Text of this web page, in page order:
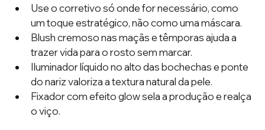
Use o corretivo só onde for necessário, como
um toque estratégico, não como uma máscara.
Blush cremoso nas maçãs e têmporas ajuda a
trazer vida para o rosto sem marcar.
Iluminador líquido no alto das bochechas e ponte
do nariz valoriza a textura natural da pele.
Fixador com efeito glow sela a produção e realça
o viço.